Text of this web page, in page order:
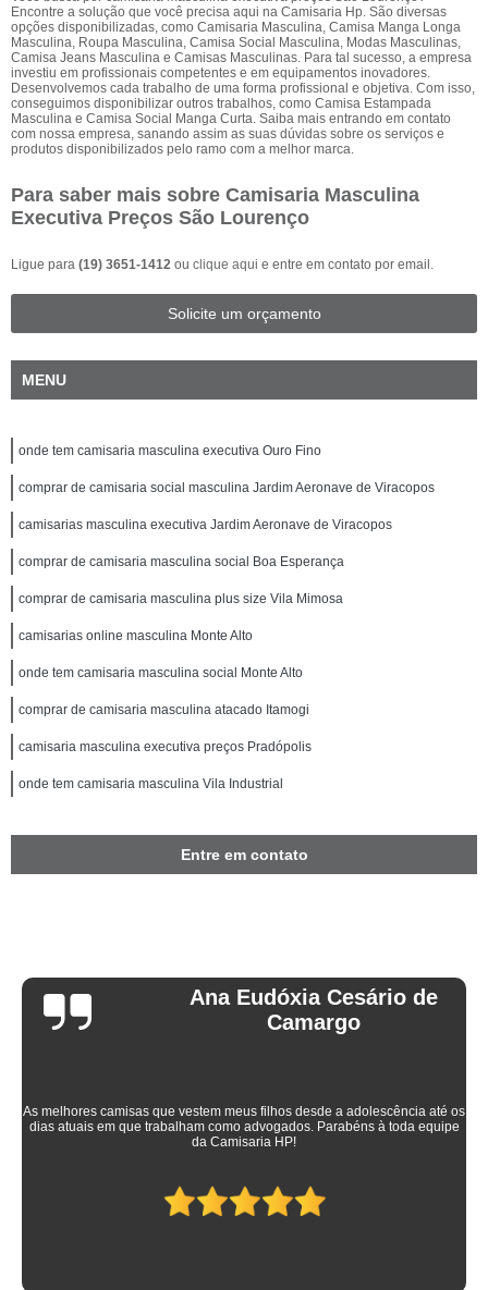
Encontre a solução que você precisa aqui na Camisaria Hp. São diversas
opções disponibilizadas, como Camisaria Masculina, Camisa Manga Longa
Masculina, Roupa Masculina, Camisa Social Masculina, Modas Masculinas,
Camisa Jeans Masculina e Camisas Masculinas. Para tal sucesso, a empresa
investiu em profissionais competentes e em equipamentos inovadores.
Desenvolvemos cada trabalho de uma forma profissional e objetiva. Com isso,
conseguimos disponibilizar outros trabalhos, como Camisa Estampada
Masculina e Camisa Social Manga Curta. Saiba mais entrando em contato
com nossa empresa, sanando assim as suas dúvidas sobre os serviços e
produtos disponibilizados pelo ramo com a melhor marca.
Para saber mais sobre Camisaria Masculina
Executiva Preços São Lourenço
Ligue para (19) 3651-1412 ou clique aqui e entre em contato por email.
Solicite um orçamento
MENU
onde tem camisaria masculina executiva Ouro Fino
comprar de camisaria social masculina Jardim Aeronave de Viracopos
camisarias masculina executiva Jardim Aeronave de Viracopos
comprar de camisaria masculina social Boa Esperança
comprar de camisaria masculina plus size Vila Mimosa
camisarias online masculina Monte Alto
onde tem camisaria masculina social Monte Alto
comprar de camisaria masculina atacado Itamogi
camisaria masculina executiva preços Pradópolis
onde tem camisaria masculina Vila Industrial
Entre em contato
Ana Eudóxia Cesário de
Camargo
As melhores camisas que vestem meus filhos desde a adolescência até os
dias atuais em que trabalham como advogados. Parabéns à toda equipe
da Camisaria HP!